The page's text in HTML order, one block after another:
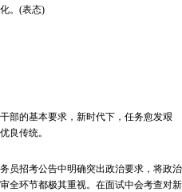
。(表态)
的基本要求，新时代下，任务愈发艰
良传统。
招考公告中明确突出政治要求，将政治
全环节都极其重视。在面试中会考查对新